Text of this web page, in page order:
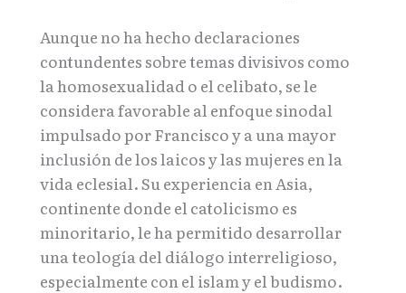
Aunque no ha hecho declaraciones
contundentes sobre temas divisivos como
la homosexualidad o el celibato, se le
considera favorable al enfoque sinodal
impulsado por Francisco y a una mayor
inclusión de los laicos y las mujeres en la
vida eclesial. Su experiencia en Asia,
continente donde el catolicismo es
minoritario, le ha permitido desarrollar
una teología del diálogo interreligioso,
especialmente con el islam y el budismo.